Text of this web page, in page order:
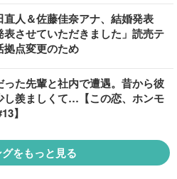
直人＆佐藤佳奈アナ、結婚発表
表させていただきました」読売テ
拠点変更のため
た先輩と社内で遭遇。昔から彼
し羨ましくて…【この恋、ホンモ
】
をもっと見る